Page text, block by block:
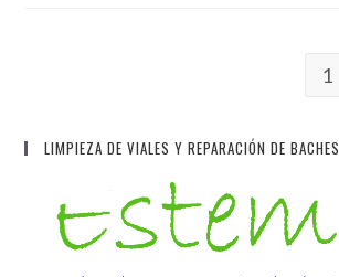
1
LIMPIEZA DE VIALES Y REPARACIÓN DE BACHES